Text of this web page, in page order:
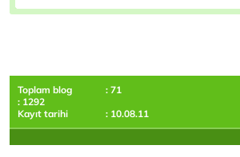
Toplam blog
: 71
: 1292
Kayıt tarihi
: 10.08.11